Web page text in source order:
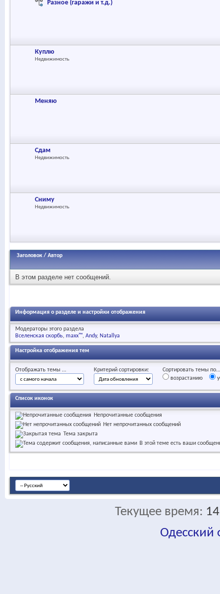
Разное (гаражи и т.д.)
Куплю
Недвижимость
Меняю
Сдам
Недвижимость
Сниму
Недвижимость
Заголовок / Автор
В этом разделе нет сообщений.
Информация о разделе и настройки отображения
Модераторы этого раздела
Вселенская скорбь maxx™ Andy Natallya
Настройка отображения тем
Отображать темы ... Критерий сортировки:
Сортировать темы по...
возрастанию
Список иконок
Непрочитанные сообщения
Нет непрочитанных сообщений
Тема закрыта
В этой теме есть ваши
Текущее время:
Одесский